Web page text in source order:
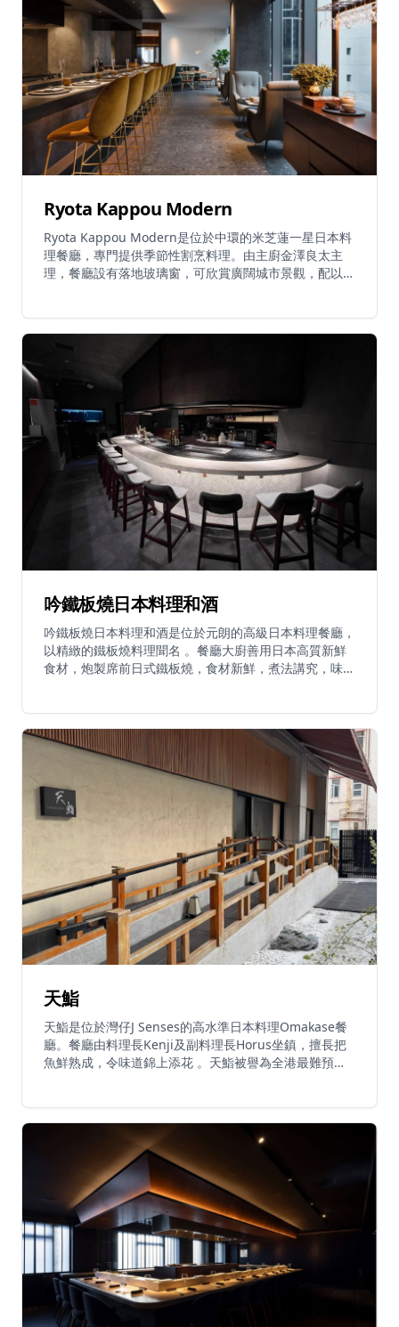
Ryota Kappou Modern
Ryota Kappou Modern是位於中環的米芝蓮一星日本料
理餐廳，專門提供季節性割烹料理。由主廚金澤良太主
理，餐廳設有落地玻璃窗，可欣賞廣闊城市景觀，配以設
房即席烹調。招牌菜式為近江和牛吉列配黑松露及溏心
蛋，靈感源自壽喜燒，味道完美和諧。餐廳理念是將食材
價值最大化，帶出其美味精髓。午餐選擇包括由港幣
$680起的標準套餐，以及由港幣$880起的宮崎和牛壽喜
燒。晚餐提供品嚐菜單和高級菜單，呈獻最頂級食材。餐
廳亦自家分銷精選清酒系列，提供配對服務，展示來自工
藝釀酒師的獨特日本酒廠精選，包括新浪潮、季節性及限
量版選擇。需要預訂，客人訂位時應告知職員任何食物敏
吟鐵板燒日本料理和酒
吟鐵板燒日本料理和酒是位於元朗的高級日本料理餐廳，
以精緻的鐵板燒料理聞名 。餐廳大廚善用日本高質新鮮
食材，炮製席前日式鐵板燒，食材新鮮，煮法講究，味道
會推出魚骨熬製的魚粥 。餐廳提供多款日本清酒，可以
與食物完美搭配，建議客人向侍應詢問當日推薦，體驗最
佳的味覺配搭 。為了獲得最佳的用餐體驗，建議提前預
訂 。
天鮨
天鮨是位於灣仔J Senses的高水準日本料理Omakase餐
廳。餐廳由料理長Kenji及副料理長Horus坐鎮，擅長把
魚鮮熟成，令味道錦上添花 。天鮨被譽為全港最難預約
料理及正宗日本料理技術見稱，是香港Omakase愛好者